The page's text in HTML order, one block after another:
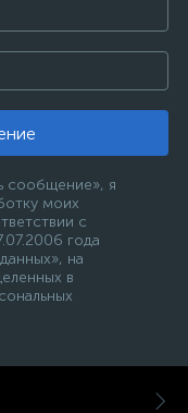
сообщение», я
моих
с
года
на
в